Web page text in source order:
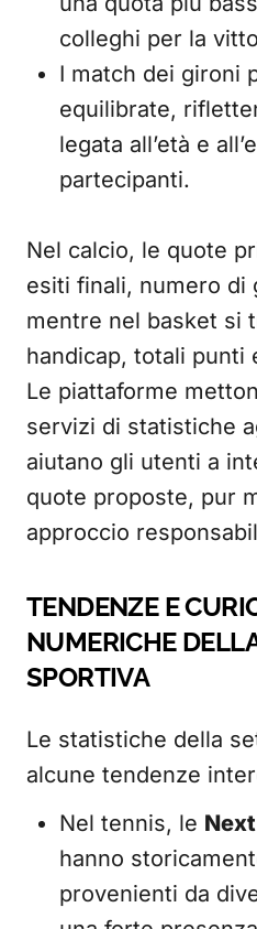
colleghi per la
I match dei gironi
equilibrate,
legata all’età e
partecipanti.
Nel calcio, le quote
esiti finali, numero di
mentre nel basket si
handicap, totali punti
Le piattaforme
servizi di statistiche
aiutano gli utenti a
quote proposte, pur
approccio
TENDENZE E
NUMERICHE
SPORTIVA
Le statistiche della
alcune tendenze
Nel tennis, le
hanno
provenienti da